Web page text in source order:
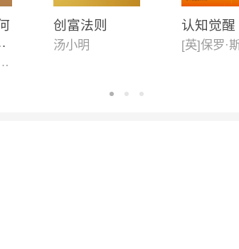
尔,迩东晨/译
创富法则
汤小明
认知觉醒
[英]保罗·